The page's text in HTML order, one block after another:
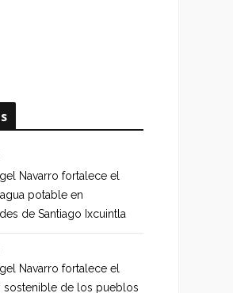
Navarro fortalece el
potable en
de Santiago Ixcuintla
Navarro fortalece el
sostenible de los pueblos